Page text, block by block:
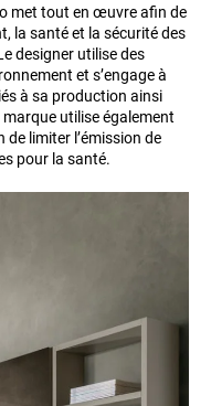
met tout en œuvre afin de
la santé et la sécurité des
designer utilise des
et s’engage à
à sa production ainsi
utilise également
limiter l’émission de
pour la santé.